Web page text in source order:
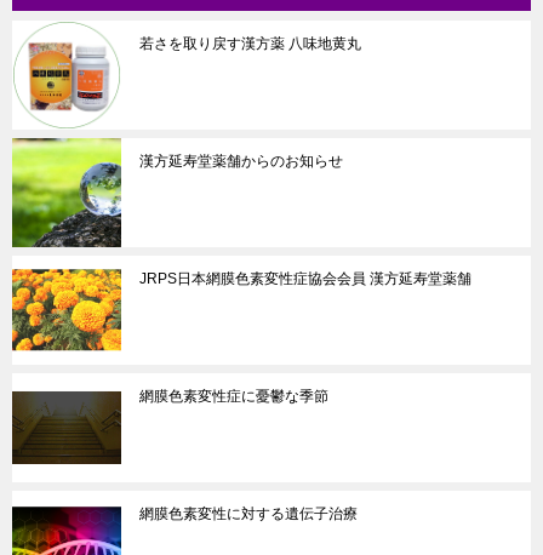
若さを取り戻す漢方薬 八味地黄丸
漢方延寿堂薬舗からのお知らせ
JRPS日本網膜色素変性症協会会員 漢方延寿堂薬舗
網膜色素変性症に憂鬱な季節
網膜色素変性に対する遺伝子治療